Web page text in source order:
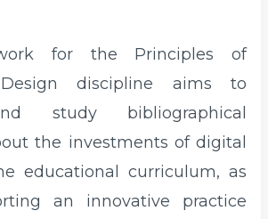
for the Principles of
discipline aims to
study bibliographical
the investments of digital
educational curriculum, as
an innovative practice